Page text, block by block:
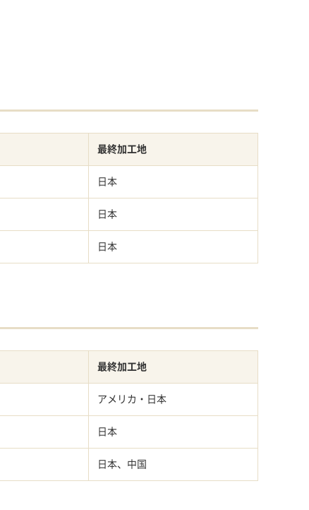
最終加工地
日本
日本
日本
最終加工地
アメリカ・日本
日本
日本、中国